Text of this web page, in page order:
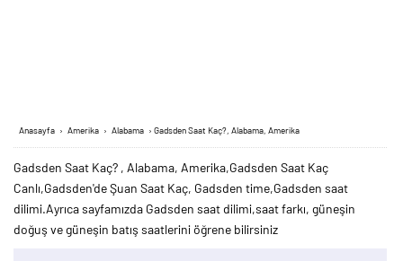
Anasayfa › Amerika › Alabama › Gadsden Saat Kaç?, Alabama, Amerika
Gadsden Saat Kaç? , Alabama, Amerika,Gadsden Saat Kaç
Canlı,Gadsden'de Şuan Saat Kaç, Gadsden time,Gadsden saat
dilimi.Ayrıca sayfamızda Gadsden saat dilimi,saat farkı, güneşin
doğuş ve güneşin batış saatlerini öğrene bilirsiniz